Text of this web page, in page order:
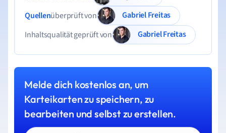
Quellenüberprüft von
Gabriel Freitas
Inhaltsqualität geprüft von
Gabriel Freitas
Melde dich kostenlos an, um
Karteikarten zu speichern, zu
bearbeiten und selbst zu erstellen.